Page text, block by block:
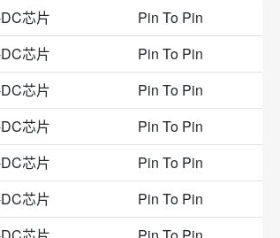
芯片
Pin To Pin
芯片
Pin To Pin
芯片
Pin To Pin
芯片
Pin To Pin
芯片
Pin To Pin
芯片
Pin To Pin